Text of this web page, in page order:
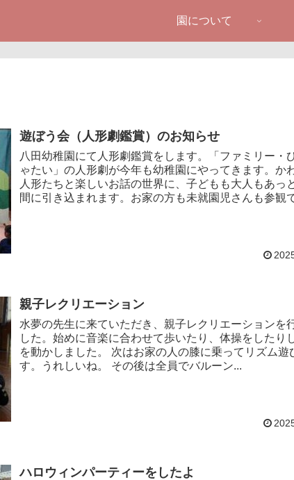
園について
遊ぼう会（人形劇鑑賞）のお知らせ
八田幼稚園にて人形劇鑑賞をします。「ファミリー・
ゃたい」の人形劇が今年も幼稚園にやってきます。か
人形たちと楽しいお話の世界に、子どもも大人もあっ
間に引き込まれます。お家の方も未就園児さんも参観
親子レクリエーション
水夢の先生に来ていただき、親子レクリエーションを
した。始めに音楽に合わせて歩いたり、体操をしたり
を動かしました。 次はお家の人の膝に乗ってリズム遊びで
す。うれしいね。 その後は全員でバルーン...
ハロウィンパーティーをしたよ